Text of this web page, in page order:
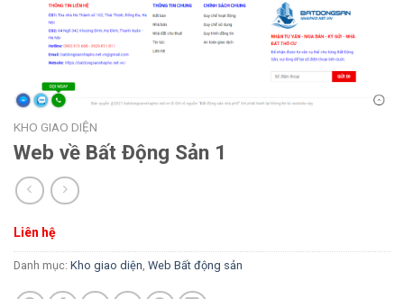
KHO GIAO DIỆN
Web về Bất Động Sản 1
Liên hệ
Danh mục: Kho giao diện, Web Bất động sản